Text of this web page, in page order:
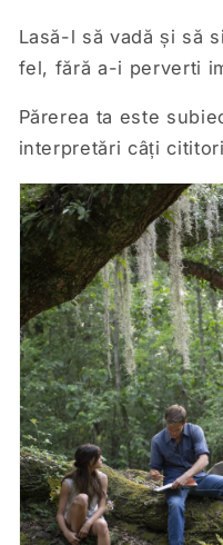
Lasă-l să vadă și să
fel, fără a-i perverti
Părerea ta este
interpretări câți